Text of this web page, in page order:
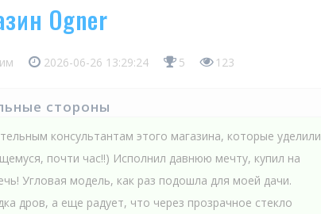
Ogner
2026-06-26 13:29:24 5 123
стороны
консультантам этого магазина, которые уделили
почти час!!) Исполнил давнюю мечту, купил на
Угловая модель, как раз подошла для моей дачи.
дров, а еще радует, что через прозрачное стекло